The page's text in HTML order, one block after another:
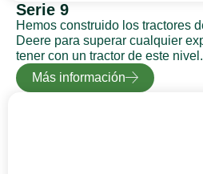
Serie 9
Hemos construido los tractores
Deere para superar cualquier
tener con un tractor de este nivel.
Más información